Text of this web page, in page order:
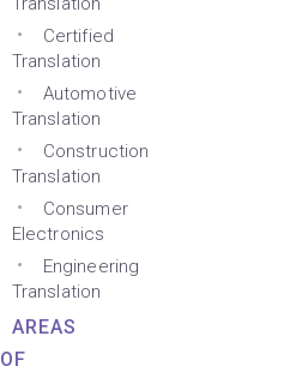
Certified
Translation
Automotive
Translation
Construction
Translation
Consumer
Electronics
Engineering
Translation
AREAS
OF